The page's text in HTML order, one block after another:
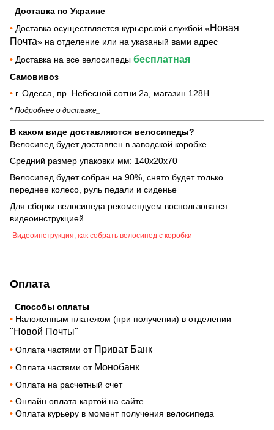
Доставка по Украине
• Доставка осуществляется курьерской службой «Новая
Почта» на отделение или на указаный вами адрес
• Доставка на все велосипеды бесплатная
Самовивоз
• г. Одесса, пр. Небесной сотни 2а, магазин 128Н
* Подробнее о доставке_
В каком виде доставляются велосипеды?
Велосипед будет доставлен в заводской коробке
Средний размер упаковки мм: 140х20х70
Велосипед будет собран на 90%, снято будет только
переднее колесо, руль педали и сиденье
Для сборки велосипеда рекомендуем воспользоватся
видеоинструкцией
Видеоинструкция, как собрать велосипед с коробки
Оплата
Способы оплаты
• Наложенным платежом (при получении) в отделении
"Новой Почты"
• Оплата частями от Приват Банк
• Оплата частями от Монобанк
• Оплата на расчетный счет
• Онлайн оплата картой на сайте
• Оплата курьеру в момент получения велосипеда